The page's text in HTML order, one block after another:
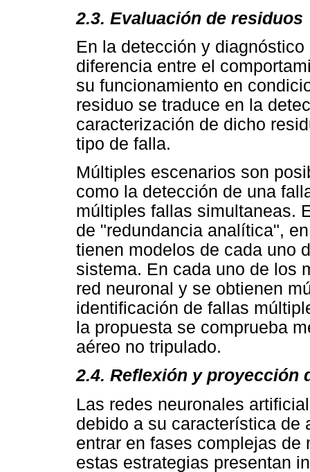
2.3. Evaluación de residuos
En la detección y
diferencia entre el
su funcionamiento en
residuo se traduce en la
caracterización de dicho
tipo de falla.
Múltiples escenarios son
como la detección de una
múltiples fallas simultaneas.
de "redundancia analítica",
tienen modelos de cada uno
sistema. En cada uno de los
red neuronal y se obtienen
identificación de fallas
la propuesta se comprueba
aéreo no tripulado.
2.4. Reflexión y proyección
Las redes neuronales
debido a su característica de
entrar en fases complejas
estas estrategias presentan